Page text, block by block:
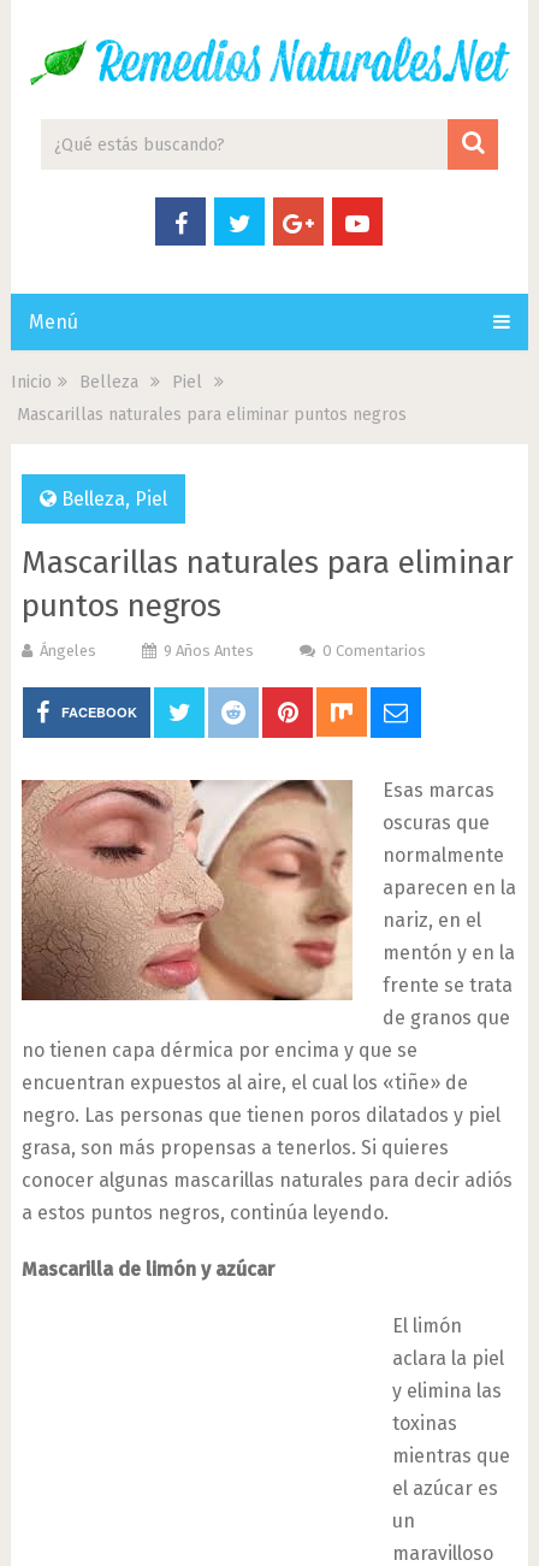
Menú
Inicio Belleza
Piel
Mascarillas naturales para eliminar puntos negros
Belleza, Piel
Mascarillas naturales para eliminar
puntos negros
Ángeles 9 Años Antes 0 Comentarios
FACEBOOK
Esas marcas
oscuras que
normalmente
aparecen en la
nariz, en el
mentón y en la
frente se trata
de granos que
no tienen capa dérmica por encima y que se
encuentran expuestos al aire, el cual los «tiñe» de
negro. Las personas que tienen poros dilatados y piel
grasa, son más propensas a tenerlos. Si quieres
conocer algunas mascarillas naturales para decir adiós
a estos puntos negros, continúa leyendo.
Mascarilla de limón y azúcar
El limón
aclara la piel
y elimina las
toxinas
mientras que
el azúcar es
un
maravilloso